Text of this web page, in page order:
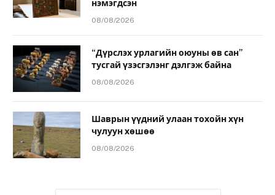
нэмэгдсэн
08/08/2026
“Дүрслэх урлагийн оюуны өв сан”
тусгай үзэсгэлэнг дэлгэж байна
08/08/2026
Шаврын үүдний улаан тохойн хүн
чулуун хөшөө
08/08/2026